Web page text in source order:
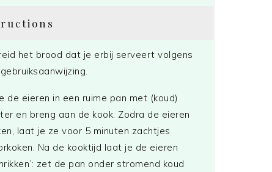
het brood dat je erbij serveert volgens
de eieren in een ruime pan met (koud)
en breng aan de kook. Zodra de eieren
laat je ze voor 5 minuten zachtjes
Na de kooktijd laat je de eieren
zet de pan onder stromend koud